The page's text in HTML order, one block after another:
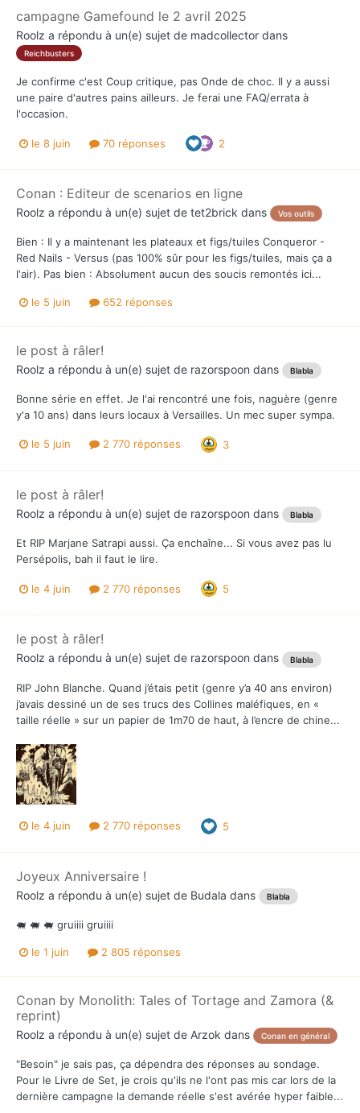
campagne Gamefound le 2 avril 2025
Roolz a répondu à un(e) sujet de madcollector dans
Reichbusters
Je confirme c'est Coup critique, pas Onde de choc. Il y a aussi
une paire d'autres pains ailleurs. Je ferai une FAQ/errata à
l'occasion.
le 8 juin 70 réponses 2
Conan : Editeur de scenarios en ligne
Roolz a répondu à un(e) sujet de tet2brick dans Vos outils
Bien : Il y a maintenant les plateaux et figs/tuiles Conqueror -
Red Nails - Versus (pas 100% sûr pour les figs/tuiles, mais ça a
l'air). Pas bien : Absolument aucun des soucis remontés ici...
le 5 juin 652 réponses
le post à râler!
Roolz a répondu à un(e) sujet de razorspoon dans Blabla
Bonne série en effet. Je l'ai rencontré une fois, naguère (genre
y'a 10 ans) dans leurs locaux à Versailles. Un mec super sympa.
le 5 juin 2 770 réponses 3
le post à râler!
Roolz a répondu à un(e) sujet de razorspoon dans Blabla
Et RIP Marjane Satrapi aussi. Ça enchaîne... Si vous avez pas lu
Persépolis, bah il faut le lire.
le 4 juin 2 770 réponses 5
le post à râler!
Roolz a répondu à un(e) sujet de razorspoon dans Blabla
RIP John Blanche. Quand j’étais petit (genre y’a 40 ans environ)
j’avais dessiné un de ses trucs des Collines maléfiques, en «
taille réelle » sur un papier de 1m70 de haut, à l’encre de chine...
le 4 juin 2 770 réponses 5
Joyeux Anniversaire !
Roolz a répondu à un(e) sujet de Budala dans Blabla
🐖 🐖 🐖 gruiiii gruiiii
le 1 juin 2 805 réponses
Conan by Monolith: Tales of Tortage and Zamora (&
reprint)
Roolz a répondu à un(e) sujet de Arzok dans Conan en général
"Besoin" je sais pas, ça dépendra des réponses au sondage.
Pour le Livre de Set, je crois qu'ils ne l'ont pas mis car lors de la
dernière campagne la demande réelle s'est avérée hyper faible...